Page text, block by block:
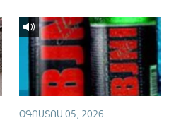
ՕԳՈՍՏՈՍ 05, 2026